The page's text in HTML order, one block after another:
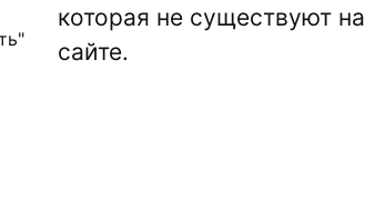
которая не существуют на
сайте.